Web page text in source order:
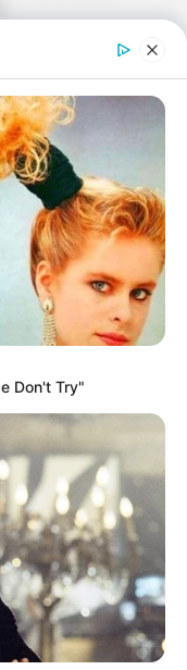
στη
και
το
μάρκετ,
και
ωράριο
Don't Try"